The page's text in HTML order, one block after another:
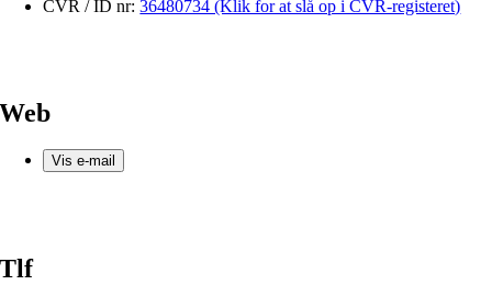
CVR / ID nr:36480734 (Klik for at slå op i CVR-registeret)
Web
Vis e-mail
Tlf